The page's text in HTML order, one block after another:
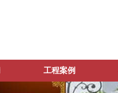
工程案例